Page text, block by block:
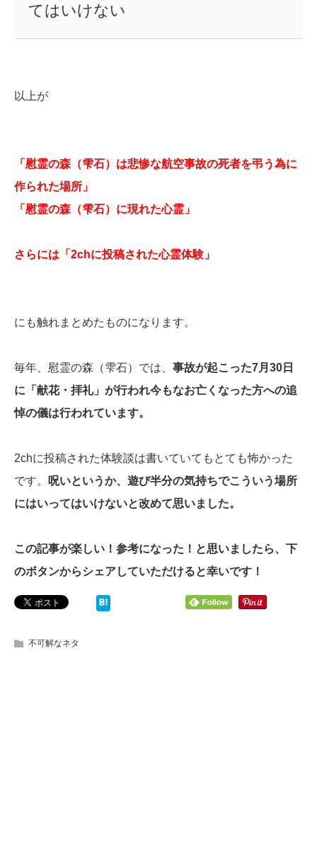
てはいけない
以上が
「慰霊の森（雫石）は悲惨な航空事故の死者を弔う為に
作られた場所」
「慰霊の森（雫石）に現れた心霊」
さらには「2chに投稿された心霊体験」
にも触れまとめたものになります。
毎年、慰霊の森（雫石）では、 事故が起こった7月30日
に「献花・拝礼」が行われ今もなお亡くなった方への追
悼の儀は行われています。
2chに投稿された体験談は書いていてもとても怖かった
です。
呪いというか、遊び半分の気持ちでこういう場所
にはいってはいけないと改めて思いました。
この記事が楽しい！参考になった！と思いましたら、下
のボタンからシェアしていただけると幸いです！
不可解なネタ